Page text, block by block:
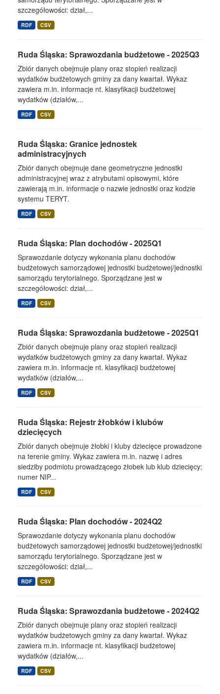
szczegółowości: dział,...
RDF CSV
Ruda Śląska: Sprawozdania budżetowe - 2025Q3
Zbiór danych obejmuje plany oraz stopień realizacji
wydatków budżetowych gminy za dany kwartał. Wykaz
zawiera m.in. informacje nt. klasyfikacji budżetowej
wydatków (działów,...
RDF CSV
Ruda Śląska: Granice jednostek
administracyjnych
Zbiór danych obejmuje dane geometryczne jednostki
administracyjnej wraz z atrybutami opisowymi, które
zawierają m.in. informacje o nazwie jednostki oraz kodzie
systemu TERYT.
RDF CSV
Ruda Śląska: Plan dochodów - 2025Q1
Sprawozdanie dotyczy wykonania planu dochodów
budżetowych samorządowej jednostki budżetowej/jednostki
samorządu terytorialnego. Sporządzane jest w
szczegółowości: dział,...
RDF CSV
Ruda Śląska: Sprawozdania budżetowe - 2025Q1
Zbiór danych obejmuje plany oraz stopień realizacji
wydatków budżetowych gminy za dany kwartał. Wykaz
zawiera m.in. informacje nt. klasyfikacji budżetowej
wydatków (działów,...
RDF CSV
Ruda Śląska: Rejestr żłobków i klubów
dziecięcych
Zbiór danych obejmuje żłobki i kluby dziecięce prowadzone
na terenie gminy. Wykaz zawiera m.in. nazwę i adres
siedziby podmiotu prowadzącego żłobek lub klub dziecięcy;
numer NIP...
RDF CSV
Ruda Śląska: Plan dochodów - 2024Q2
Sprawozdanie dotyczy wykonania planu dochodów
budżetowych samorządowej jednostki budżetowej/jednostki
samorządu terytorialnego. Sporządzane jest w
szczegółowości: dział,...
RDF CSV
Ruda Śląska: Sprawozdania budżetowe - 2024Q2
Zbiór danych obejmuje plany oraz stopień realizacji
wydatków budżetowych gminy za dany kwartał. Wykaz
zawiera m.in. informacje nt. klasyfikacji budżetowej
wydatków (działów,...
RDF CSV